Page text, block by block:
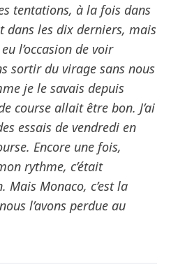
tentations, à la fois dans
dans les dix derniers, mais
l’occasion de voir
sortir du virage sans nous
je le savais depuis
course allait être bon. J’ai
essais de vendredi en
Encore une fois,
rythme, c’était
Monaco, c’est la
l’avons perdue au